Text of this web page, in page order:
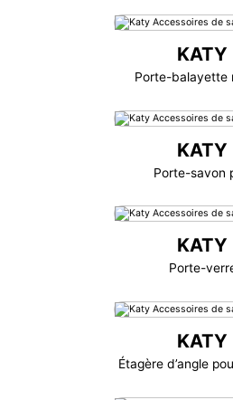
KATY
Porte-balayette
KATY
Porte-savon
KATY
Porte-
KATY
Étagère d’angle